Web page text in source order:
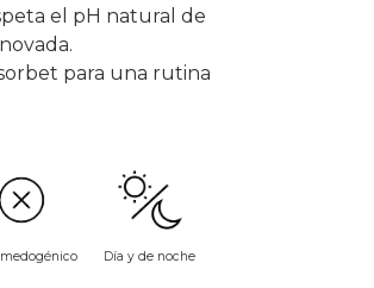
el pH natural de
para una rutina
Día y de noche